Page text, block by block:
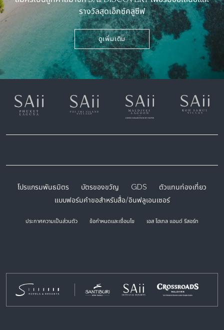
รางวัลสุดเอ็กซ์คลูซีฟ
ดูเพิ่มเติม
โปรแกรมพันธมิตร บัตรของขวัญ GDS
ตัวแทนท่องเที่ยว
แบบฟอร์มคำขอสำหรับสื่อ/อินฟลูเอนเซอร์
ประกาศความเป็นส่วนตัว ข้อกำหนดและเงื่อนไข เอส โฮเทล แอนด์ รีสอร์ท